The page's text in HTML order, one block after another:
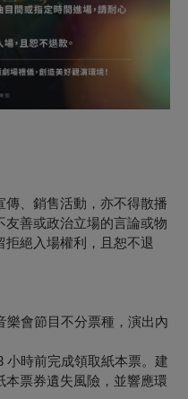
、銷售活動，亦不得散播
善或政治立場的言論或物
絕入場權利，且恕不退
樂會節目不分票種，演出內
小時前完成領取紙本票。建
票券遺失風險，並響應環